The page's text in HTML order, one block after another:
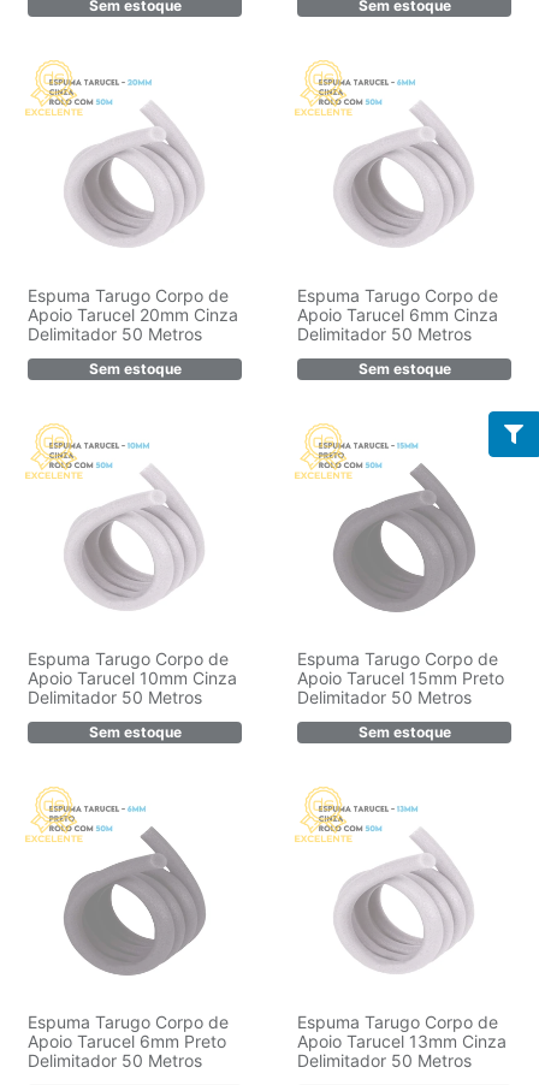
Sem estoque Sem estoque
Espuma Tarugo Corpo de
Apoio Tarucel 20mm Cinza
Delimitador 50 Metros
Sem estoque
Espuma Tarugo Corpo de
Apoio Tarucel 6mm Cinza
Delimitador 50 Metros
Sem estoque
Espuma Tarugo Corpo de
Apoio Tarucel 10mm Cinza
Delimitador 50 Metros
Sem estoque
Espuma Tarugo Corpo de
Apoio Tarucel 15mm Preto
Delimitador 50 Metros
Sem estoque
Espuma Tarugo Corpo de
Apoio Tarucel 6mm Preto
Delimitador 50 Metros
Espuma Tarugo Corpo de
Apoio Tarucel 13mm Cinza
Delimitador 50 Metros